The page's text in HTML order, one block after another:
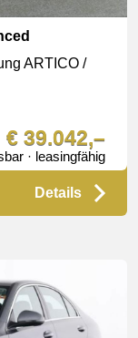
ARTICO /
€ 39.042,–
· leasingfähig
Details